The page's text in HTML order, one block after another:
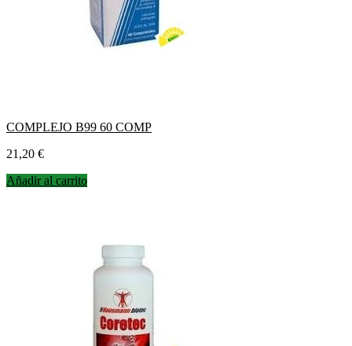
COMPLEJO B99 60 COMP
Precio
21,20 €
Añadir al carrito